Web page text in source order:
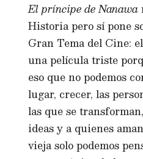
El príncipe de Nanawa
Historia pero sí pone
Gran Tema del Cine:
una película triste
eso que no podemos
lugar, crecer, las
las que se
ideas y a quienes
vieja solo podemos